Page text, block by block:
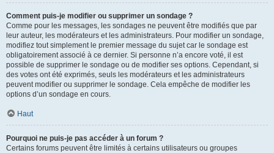
Comment puis-je modifier ou supprimer un sondage ?
Comme pour les messages, les sondages ne peuvent être modifiés que par
leur auteur, les modérateurs et les administrateurs. Pour modifier un sondage,
modifiez tout simplement le premier message du sujet car le sondage est
obligatoirement associé à ce dernier. Si personne n’a encore voté, il est
possible de supprimer le sondage ou de modifier ses options. Cependant, si
des votes ont été exprimés, seuls les modérateurs et les administrateurs
peuvent modifier ou supprimer le sondage. Cela empêche de modifier les
options d’un sondage en cours.
Haut
Pourquoi ne puis-je pas accéder à un forum ?
Certains forums peuvent être limités à certains utilisateurs ou groupes